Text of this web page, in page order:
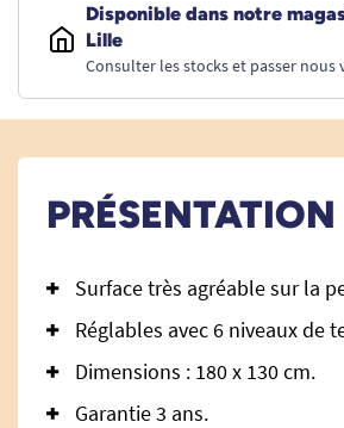
Disponible dans notre
Lille
Consulter les stocks et passer nous
PRÉSENTATION
Surface très agréable sur la
Réglables avec 6 niveaux de
Dimensions : 180 x 130 cm.
Garantie 3 ans.